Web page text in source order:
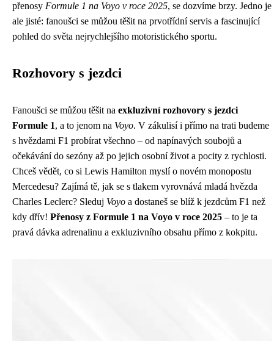
přenosy Formule 1 na Voyo v roce 2025, se dozvíme brzy. Jedno je
ale jisté: fanoušci se můžou těšit na prvotřídní servis a fascinující
pohled do světa nejrychlejšího motoristického sportu.
Rozhovory s jezdci
Fanoušci se můžou těšit na exkluzivní rozhovory s jezdci
Formule 1, a to jenom na Voyo. V zákulisí i přímo na trati budeme
s hvězdami F1 probírat všechno – od napínavých soubojů a
očekávání do sezóny až po jejich osobní život a pocity z rychlosti.
Chceš vědět, co si Lewis Hamilton myslí o novém monopostu
Mercedesu? Zajímá tě, jak se s tlakem vyrovnává mladá hvězda
Charles Leclerc? Sleduj Voyo a dostaneš se blíž k jezdcům F1 než
kdy dřív! Přenosy z Formule 1 na Voyo v roce 2025 – to je ta
pravá dávka adrenalinu a exkluzivního obsahu přímo z kokpitu.